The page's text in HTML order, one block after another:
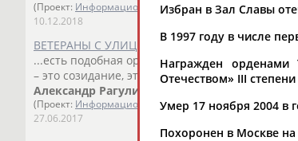
(Проект: Информационное агентство СТАДИОН)
10.12.2018
ВЕТЕРАНЫ С УЛИЦЫ ПОБЕДА
...есть подобная организация, -
– это созидание, это -... ...Евгений Гришин,
Александр Рагулин , Татьяна Сарычева,
(Проект: Информационное агентство СТАДИОН)
27.06.2017
Избран в Зал Славы
В 1997 году в числе
Награжден орденами
Отечеством» III
Умер 17 ноября 2004 в
Похоронен в Москве